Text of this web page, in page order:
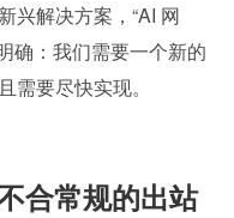
兴解决方案，“AI 网
确：我们需要一个新的
需要尽快实现。
合常规的出站